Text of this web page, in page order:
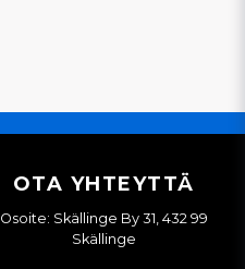
OTA YHTEYTTÄ
Osoite: Skällinge By 31, 432 99
Skällinge